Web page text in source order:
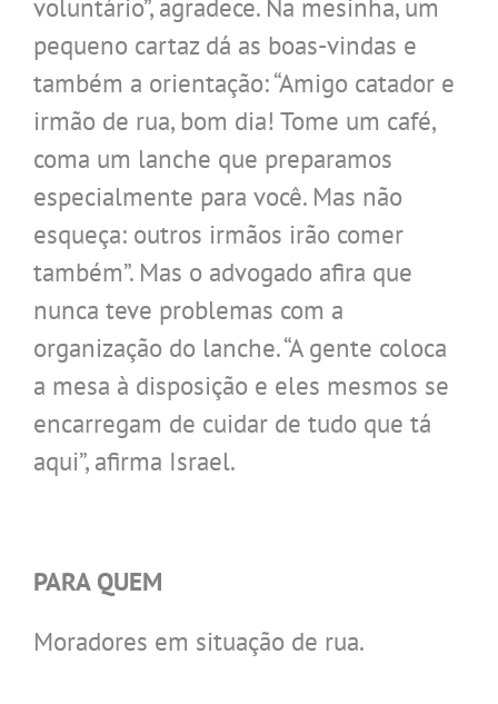
voluntário”, agradece. Na mesinha, um
pequeno cartaz dá as boas-vindas e
também a orientação: “Amigo catador e
irmão de rua, bom dia! Tome um café,
coma um lanche que preparamos
especialmente para você. Mas não
esqueça: outros irmãos irão comer
também”. Mas o advogado afira que
nunca teve problemas com a
organização do lanche. “A gente coloca
a mesa à disposição e eles mesmos se
encarregam de cuidar de tudo que tá
aqui”, afirma Israel.
PARA QUEM
Moradores em situação de rua.